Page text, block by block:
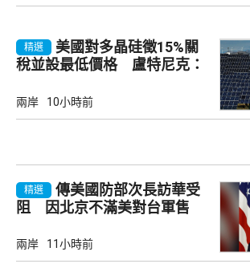
精選
美國對多晶硅徵15%關
稅並設最低價格 盧特尼克：
兩岸 10小時前
精選
傳美國防部次長訪華受
阻 因北京不滿美對台軍售
兩岸 11小時前